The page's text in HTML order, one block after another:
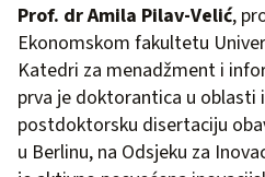
Prof. dr Amila Pilav-Velić,
Ekonomskom fakultetu
Katedri za menadžment i
prva je doktorantica u oblasti
postdoktorsku disertaciju
u Berlinu, na Odsjeku za